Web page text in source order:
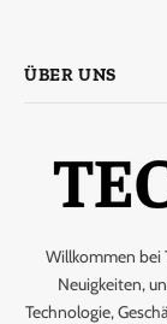
ÜBER UNS
Willkommen bei
Neuigkeiten,
Technologie,